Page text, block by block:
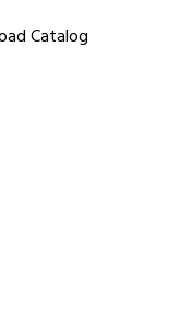
Catalog